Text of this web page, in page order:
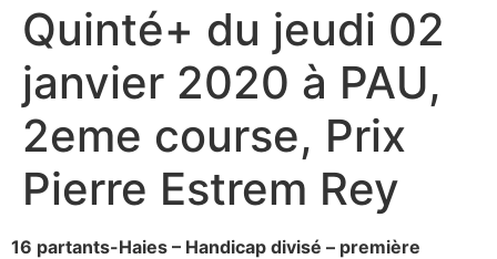
Quinté+ du jeudi 02
janvier 2020 à PAU,
2eme course, Prix
Pierre Estrem Rey
16 partants-Haies – Handicap divisé – première